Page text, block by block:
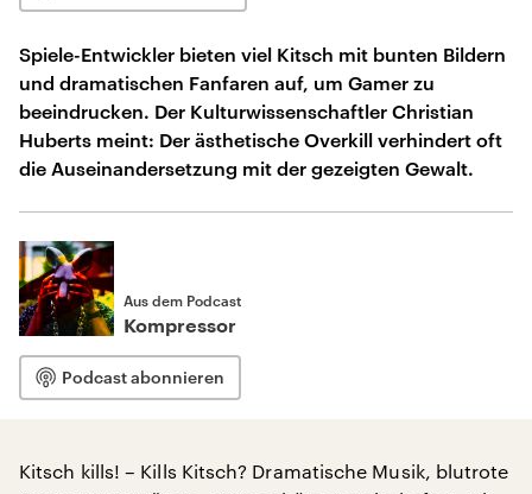
Spiele-Entwickler bieten viel Kitsch mit bunten Bildern
und dramatischen Fanfaren auf, um Gamer zu
beeindrucken. Der Kulturwissenschaftler Christian
Huberts meint: Der ästhetische Overkill verhindert oft
die Auseinandersetzung mit der gezeigten Gewalt.
Aus dem Podcast
Kompressor
Podcast abonnieren
Kitsch kills! – Kills Kitsch? Dramatische Musik, blutrote